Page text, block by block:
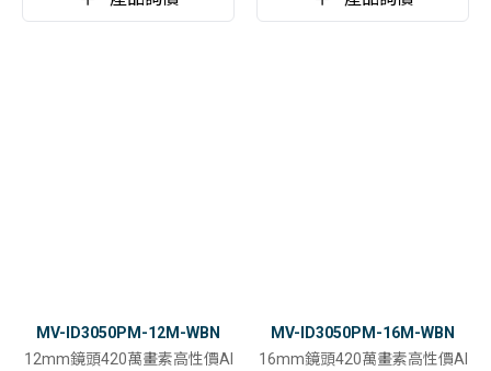
MV-ID3050PM-12M-WBN
12mm鏡頭420萬畫素高性價AI
MV-ID3050PM-16M-WBN
16mm鏡頭420萬畫素高性價AI